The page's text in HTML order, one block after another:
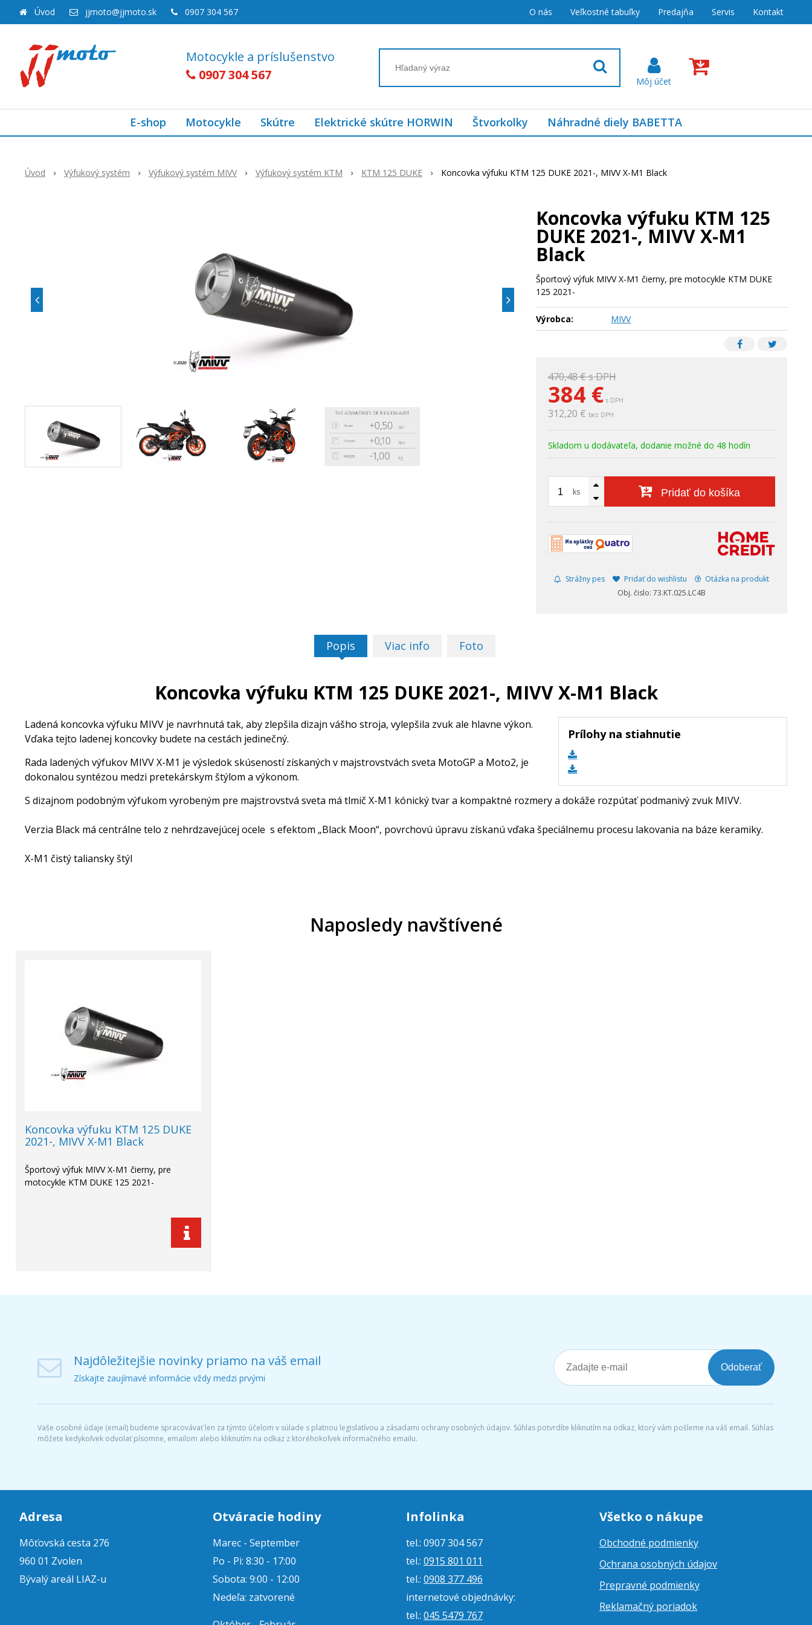
Motocykle a príslušenstvo
0907 304 567
Úvod jjmoto@jjmoto.sk 0907 304 567 O nás Veľkostné tabuľky Predajňa Servis Kontakt
E-shop Motocykle Skútre Elektrické skútre HORWIN Štvorkolky Náhradné diely BABETTA
Úvod Výfukový systém Výfukový systém MIVV Výfukový systém KTM KTM 125 DUKE Koncovka výfuku KTM 125 DUKE 2021-, MIVV X-M1 Black
470,48 €s DPH
384 € s DPH
312,20 € bez DPH
Skladom u dodávateľa, dodanie možné do 48 hodín
ks Pridať do košíka
Strážny pes Pridať do wishlistu
Otázka na produkt
Obj. čislo: 73.KT.025.LC4B
Koncovka výfuku KTM 125
DUKE 2021-, MIVV X-M1
Black
Športový výfuk MIVV X-M1 čierny, pre motocykle KTM DUKE
125 2021-
Výrobca: MIVV
Popis Viac info Foto
Koncovka výfuku KTM 125 DUKE 2021-, MIVV X-M1 Black
Prílohy na stiahnutie
Ladená koncovka výfuku MIVV je navrhnutá tak, aby zlepšila dizajn vášho stroja, vylepšila zvuk ale hlavne výkon.
Vďaka tejto ladenej koncovky budete na cestách jedinečný.
Rada ladených výfukov MIVV X-M1 je výsledok skúseností získaných v majstrovstvách sveta MotoGP a Moto2, je
dokonalou syntézou medzi pretekárskym štýlom a výkonom.
S dizajnom podobným výfukom vyrobeným pre majstrovstvá sveta má tlmič X-M1 kónický tvar a kompaktné rozmery a dokáže rozpútať podmanivý zvuk MIVV.
Verzia Black má centrálne telo z nehrdzavejúcej ocele s efektom „Black Moon“, povrchovú úpravu získanú vďaka špeciálnemu procesu lakovania na báze keramiky.
X-M1 čistý taliansky štýl
Naposledy navštívené
Koncovka výfuku KTM 125 DUKE
2021-, MIVV X-M1 Black
Športový výfuk MIVV X-M1 čierny, pre
motocykle KTM DUKE 125 2021-
Najdôležitejšie novinky priamo na váš email
Získajte zaujímavé informácie vždy medzi prvými
Odoberať
Vaše osobné údaje (email) budeme spracovávať len za týmto účelom v súlade s platnou legislatívou a zásadami ochrany osobných údajov. Súhlas potvrdíte kliknutím na odkaz, ktorý vám pošleme na váš email. Súhlas
môžete kedykoľvek odvolať písomne, emailom alebo kliknutím na odkaz z ktoréhokoľvek informačného emailu.
Adresa
Môťovská cesta 276
960 01 Zvolen
Bývalý areál LIAZ-u
Otváracie hodiny
Marec - September
Po - Pi: 8:30 - 17:00
Sobota: 9:00 - 12:00
Nedeľa: zatvorené
Infolinka
tel.: 0907 304 567
tel.: 0915 801 011
tel.: 0908 377 496
internetové objednávky:
tel.: 045 5479 767
Všetko o nákupe
Obchodné podmienky
Ochrana osobných údajov
Prepravné podmienky
Reklamačný poriadok